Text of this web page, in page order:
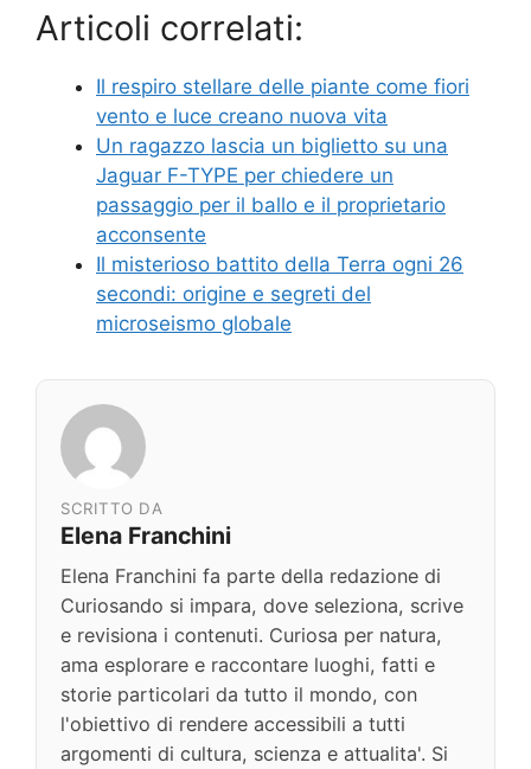
Articoli correlati:
Il respiro stellare delle piante come fiori
vento e luce creano nuova vita
Un ragazzo lascia un biglietto su una
Jaguar F-TYPE per chiedere un
passaggio per il ballo e il proprietario
acconsente
Il misterioso battito della Terra ogni 26
secondi: origine e segreti del
microseismo globale
SCRITTO DA
Elena Franchini
Elena Franchini fa parte della redazione di
Curiosando si impara, dove seleziona, scrive
e revisiona i contenuti. Curiosa per natura,
ama esplorare e raccontare luoghi, fatti e
storie particolari da tutto il mondo, con
l'obiettivo di rendere accessibili a tutti
argomenti di cultura, scienza e attualita'. Si